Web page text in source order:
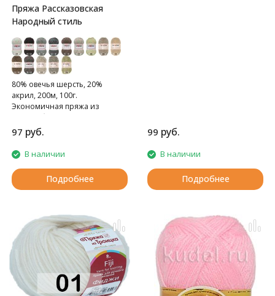
Пряжа Рассказовская
Народный стиль
80% овечья шерсть, 20%
акрил, 200м, 100г.
Экономичная пряжа из
97 руб.
В наличии
Подробнее
99 руб.
В наличии
Подробнее